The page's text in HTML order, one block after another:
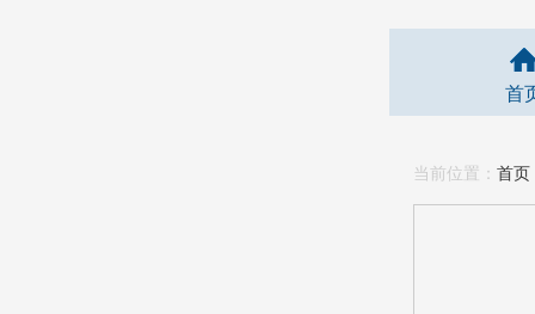
首
当前位置： 首页